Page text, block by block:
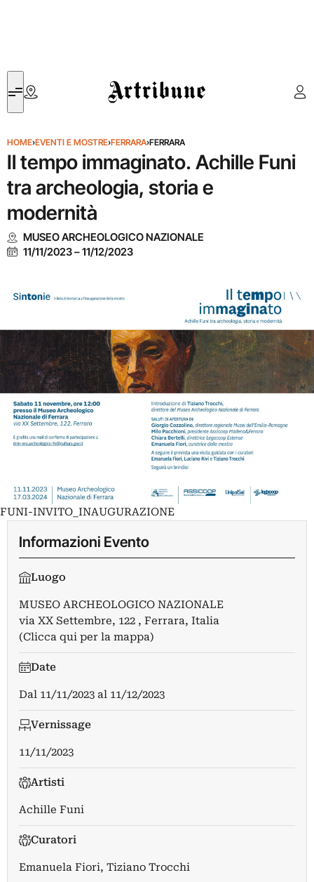
Artribune
HOME›EVENTI E MOSTRE›FERRARA›FERRARA
Il tempo immaginato. Achille Funi
tra archeologia, storia e
modernità
MUSEO ARCHEOLOGICO NAZIONALE
11/11/2023–11/12/2023
FUNI-INVITO_INAUGURAZIONE
Informazioni Evento
Luogo
MUSEO ARCHEOLOGICO NAZIONALE
via XX Settembre, 122 , Ferrara, Italia
(Clicca qui per la mappa)
Date
Dal 11/11/2023 al 11/12/2023
Vernissage
11/11/2023
Artisti
Achille Funi
Curatori
Emanuela Fiori, Tiziano Trocchi